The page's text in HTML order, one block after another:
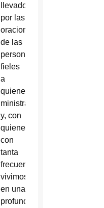
llevados
por las
oraciones
de las
personas
fieles
a
quienes
ministramos
y, con
quienes
con
tanta
frecuencia,
vivimos
en una
profunda